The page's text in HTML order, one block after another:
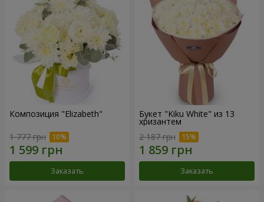
Композиция "Elizabeth"
1 777 грн
Заказать
Букет "Kiku White" из 13
хризантем
2 187 грн
Заказать